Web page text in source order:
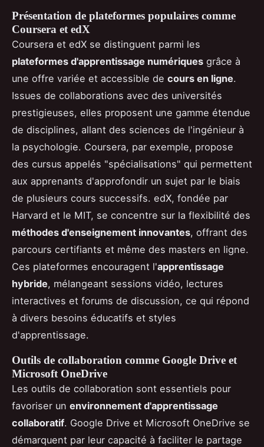
Présentation de plateformes populaires comme
Coursera et edX
Coursera et edX se distinguent parmi les
plateformes d'apprentissage numériques grâce à
une offre variée et accessible de cours en ligne.
Issues de collaborations avec des universités
prestigieuses, elles proposent une gamme étendue
de disciplines, allant des sciences de l'ingénieur à
la psychologie. Coursera, par exemple, propose
des cursus appelés "spécialisations" qui permettent
aux apprenants d'approfondir un sujet par le biais
de plusieurs cours successifs. edX, fondée par
Harvard et le MIT, se concentre sur la flexibilité des
méthodes d'enseignement innovantes, offrant des
parcours certifiants et même des masters en ligne.
Ces plateformes encouragent l'apprentissage
hybride, mélangeant sessions vidéo, lectures
interactives et forums de discussion, ce qui répond
à divers besoins éducatifs et styles
d'apprentissage.
Outils de collaboration comme Google Drive et
Microsoft OneDrive
Les outils de collaboration sont essentiels pour
favoriser un environnement d'apprentissage
collaboratif. Google Drive et Microsoft OneDrive se
démarquent par leur capacité à faciliter le partage